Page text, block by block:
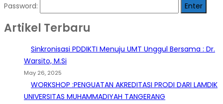
Password:
Artikel Terbaru
Sinkronisasi PDDIKTI Menuju UMT Unggul Bersama : Dr.
Warsito, M.Si
May 26, 2025
WORKSHOP :PENGUATAN AKREDITASI PRODI DARI LAMDIK
UNIVERSITAS MUHAMMADIYAH TANGERANG